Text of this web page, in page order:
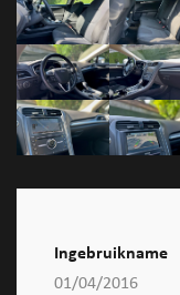
Ingebruikname
01/04/2016